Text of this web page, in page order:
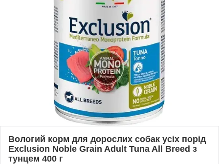
Вологий корм для дорослих собак усіх порід
Exclusion Noble Grain Adult Tuna All Breed з
тунцем 400 г